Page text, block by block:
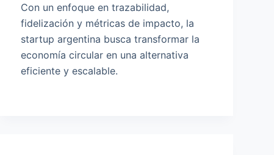
Con un enfoque en trazabilidad,
fidelización y métricas de impacto, la
startup argentina busca transformar la
economía circular en una alternativa
eficiente y escalable.